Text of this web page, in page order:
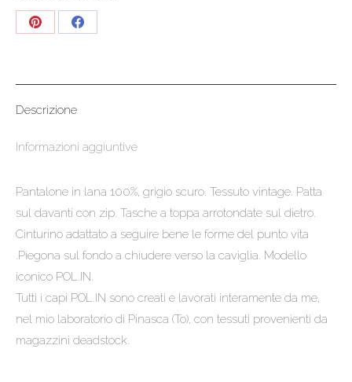
Share
Share
Descrizione
Informazioni aggiuntive
Pantalone in lana 100%, grigio scuro. Tessuto vintage. Patta
sul davanti con zip. Tasche a toppa arrotondate sul dietro.
Cinturino adattato a seguire bene le forme del punto vita
.Piegona sul fondo a chiudere verso la caviglia. Modello
iconico POL.IN.
Tutti i capi POL.IN sono creati e lavorati interamente da me,
nel mio laboratorio di Pinasca (To), con tessuti provenienti da
magazzini deadstock.